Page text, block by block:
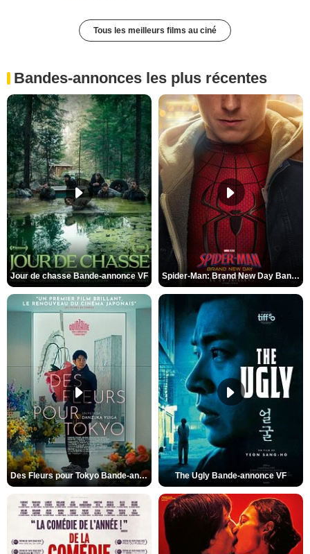
Tous les meilleurs films au ciné
Bandes-annonces les plus récentes
Jour de chasse Bande-annonce VF Spider-Man: Brand New Day Bande-annonce (3) VO STFR
Des Fleurs pour Tokyo Bande-annonce VO STFR The Ugly Bande-annonce VF